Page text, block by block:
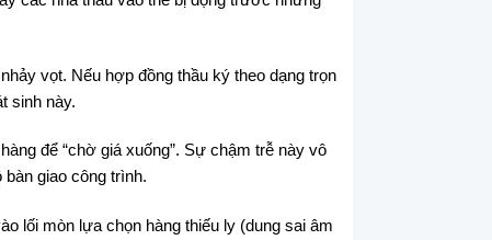
vọt. Nếu hợp đồng thầu ký theo dạng trọn
sinh này.
để “chờ giá xuống”. Sự chậm trễ này vô
giao công trình.
lối mòn lựa chọn hàng thiếu ly (dung sai âm